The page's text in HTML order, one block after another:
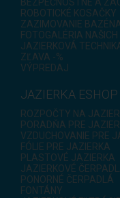
ROBOTICKÉ KOSAČKY
ZAZIMOVANIE
FOTOGALÉRIA NAŠICH
JAZIERKOVÁ
ZĽAVA -%
VÝPREDAJ
JAZIERKA ESHOP
ROZPOČTY NA
PORADŇA PRE
VZDUCHOVANIE PRE
FÓLIE PRE JAZIERKA
PLASTOVÉ JAZIERKA
JAZIERKOVÉ
PONORNÉ ČERPADLÁ
FONTÁNY